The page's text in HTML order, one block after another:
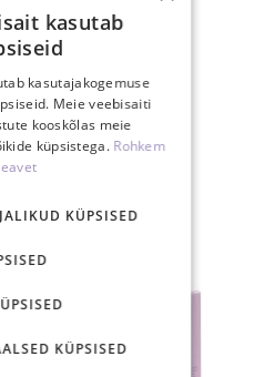
TOOTED
kasutab
kasutajakogemuse
Meie veebisaiti
kooskõlas meie
küpsistega. Rohkem
KÜPSISED
KÜPSISED